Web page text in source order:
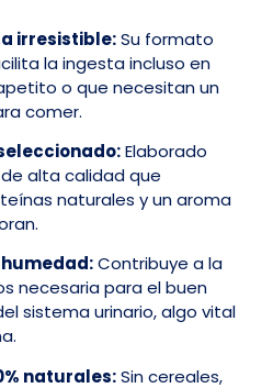
irresistible:Su formato
la ingesta incluso en
o que necesitan un
comer.
Elaborado
alta calidad que
naturales y un aroma
Contribuye a la
necesaria para el buen
sistema urinario, algo vital
naturales:Sin cereales,